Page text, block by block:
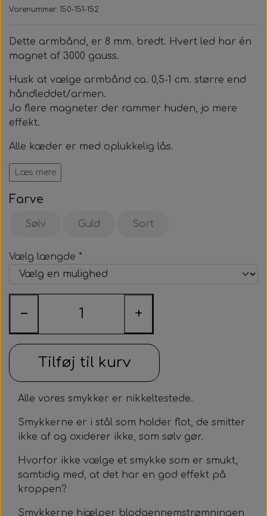
Smykkesæt til alle
Øreringe
Medaljoner og læderkæde
Læderkæde
Medaljonger
Magnetsåler
Kraftige magneter, 12 mm.
Magnethjerte/magnet til at sætte på tøjet
Lugtfjerner
Sneakersvask
Helsekost
Opslagsbog om allergier
Varenummer: 150-151-152
Dette armbånd, er 8 mm. bredt. Hvert led har én
magnet af 3000 gauss.
Husk at vælge armbånd ca. 0,5-1 cm. større end
håndleddet/armen.
Jo flere magneter der rammer huden, jo mere
effekt.
Alle kæder er med oplukkelig lås.
Smykkerne må bæres 24 timer i døgnet.
Læs mere
Farve
Sølv Guld Sort
Vælg længde *
− +
Tilføj til kurv
Alle vores smykker er nikkeltestede.
Smykkerne er i stål som holder flot, de smitter
ikke af og oxiderer ikke, som sølv gør.
Hvorfor ikke vælge et smykke som er smukt,
samtidig med, at det har en god effekt på
kroppen?
Smykkerne hjælper blodgennemstrømningen